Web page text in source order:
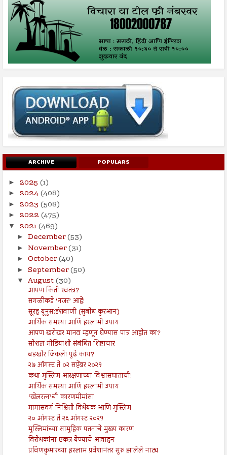
ARCHIVE POPULARS
► 2025 (1)
► 2024(408)
► 2023 (508)
► 2022 (475)
▼ 2021(469)
► December(53)
► November(31)
► October(40)
► September(50)
▼ August(30)
आपण किती स्वतंत्र?
सगळीकडे ‘नजर’ आहे!
सूरह यूनुस:ईशवाणी (सुबोध कुरआन)
आर्थिक समस्या आणि इस्लामी उपाय
आपण खरोखर मानव म्हणून घेण्यास पात्र आहोत का?
सोशल मीडियाशी संबंधित शिष्टाचार
बंडखोर जिंकले! पुढे काय?
२७ ऑगस्ट ते ०२ सप्टेंबर २०२१
कथा मुस्लिम आरक्षणाच्या विश्वासघाताची!
आर्थिक समस्या आणि इस्लामी उपाय
‘खेलरत्न’ची कारणमीमांसा
मागासवर्ग निश्चिती विधेयक आणि मुस्लिम
२० ऑगस्ट ते २६ ऑगस्ट २०२१
मुस्लिमांच्या सामुहिक पतनाचे मुख्य कारण
विरोधकांना एकत्र येण्याचे आवाहन
प्रविणकुमारच्या इस्लाम प्रवेशानंतर सुरू झालेले नाट्य